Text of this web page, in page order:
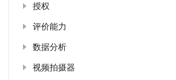
授权
评价能力
数据分析
视频拍摄器